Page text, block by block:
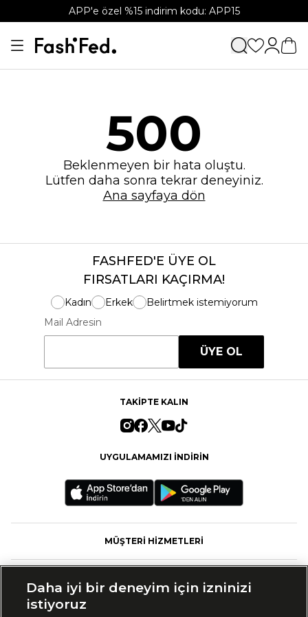
APP'e özel %15 indirim kodu: APP15
500
Beklenmeyen bir hata oluştu.
Lütfen daha sonra tekrar deneyiniz.
Ana sayfaya dön
FASHFED'E ÜYE OL
FIRSATLARI KAÇIRMA!
Kadın Erkek
Belirtmek istemiyorum
Mail Adresin
ÜYE OL
TAKİPTE KALIN
UYGULAMAMIZI İNDİRİN
MÜŞTERİ HİZMETLERİ
Daha iyi bir deneyim için izninizi
istiyoruz